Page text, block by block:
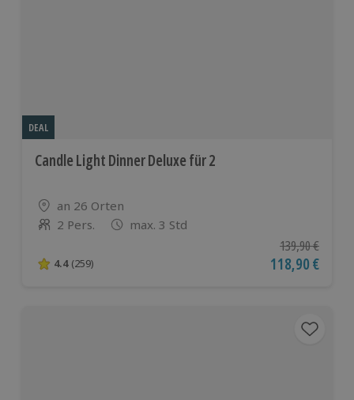
DEAL
Candle Light Dinner Deluxe für 2
Standort
an 26 Orten
Anzahl der Teilnehmer
2 Pers. max. 3 Std
4.4 von 5 Sternen basierend auf 259 Bewertungen
4.4 (259)
Ursprünglicher
139,90 €
Aktueller Preis
118,90 €